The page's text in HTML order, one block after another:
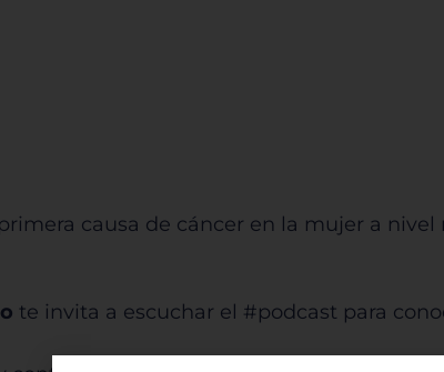
causa de cáncer en la mujer a
te invita a escuchar el #podcast para